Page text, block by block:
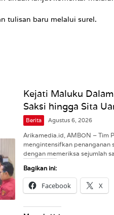
tulisan baru melalui surel.
Kejati Maluku
Saksi hingga Sita
Berita Agustus 6, 2026
Arikamedia.id, AMBON – Tim
mengintensifkan penanganan
dengan memeriksa sejumlah
Bagikan ini:
Facebook X